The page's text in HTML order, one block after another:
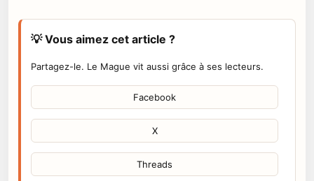
💡 Vous aimez cet article ?
Partagez-le. Le Mague vit aussi grâce à ses lecteurs.
Facebook
X
Threads